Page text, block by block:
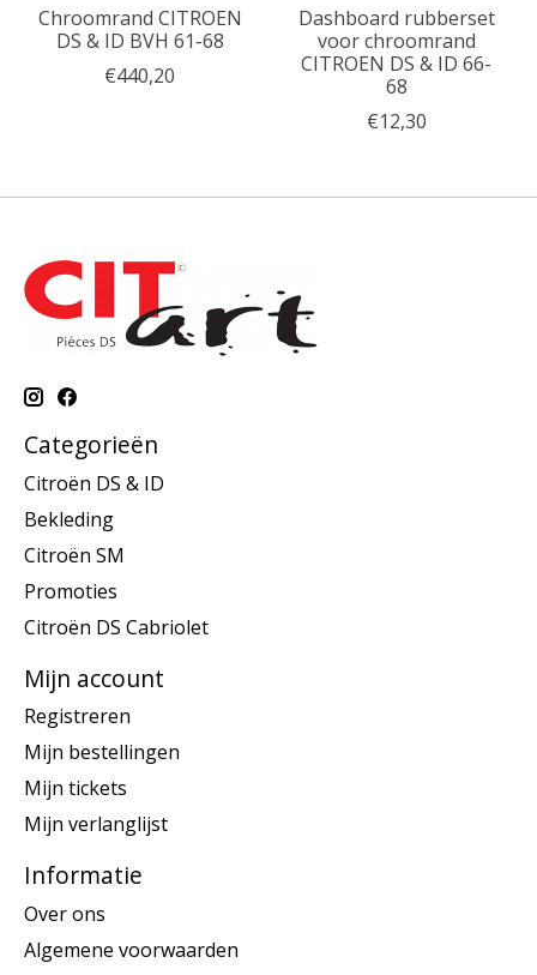
Chroomrand CITROEN
DS & ID BVH 61-68
€440,20
Dashboard rubberset
voor chroomrand
CITROEN DS & ID 66-
68
€12,30
Categorieën
Citroën DS & ID
Bekleding
Citroën SM
Promoties
Citroën DS Cabriolet
Mijn account
Registreren
Mijn bestellingen
Mijn tickets
Mijn verlanglijst
Informatie
Over ons
Algemene voorwaarden